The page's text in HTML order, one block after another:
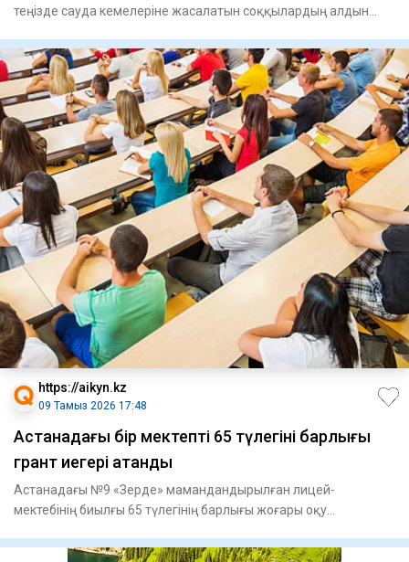
теңізде сауда кемелеріне жасалатын соққылардың алдын
https://aikyn.kz
09 Тамыз 2026 17:48
Астанадағы бір мектептің 65 түлегінің барлығы
грант иегері атанды
Астанадағы №9 «Зерде» мамандандырылған лицей-
мектебінің биылғы 65 түлегінің барлығы жоғары оқу